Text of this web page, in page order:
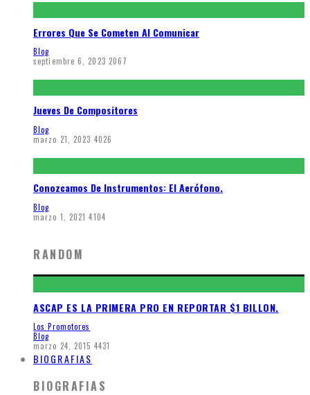
Errores Que Se Cometen Al Comunicar
Blog
septiembre 6, 2023 2067
Jueves De Compositores
Blog
marzo 21, 2023 4026
Conozcamos De Instrumentos: El Aerófono.
Blog
marzo 1, 2021 4104
RANDOM
ASCAP ES LA PRIMERA PRO EN REPORTAR $1 BILLON.
Los Promotores
Blog
marzo 24, 2015 4431
BIOGRAFIAS
BIOGRAFIAS